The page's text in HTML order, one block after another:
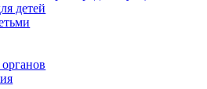
детей